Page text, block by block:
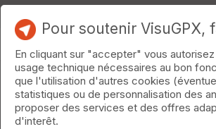
Pour soutenir VisuGPX,
En cliquant sur "accepter" vous
usage technique nécessaires au bon
que l'utilisation d'autres cookies
statistiques ou de personnalisation des
proposer des services et des offres
d'interêt.